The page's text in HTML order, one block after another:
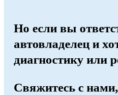
Но если вы
автовладелец и
диагностику или
Свяжитесь с